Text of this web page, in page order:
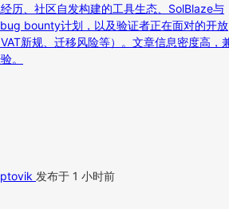
历、社区自发构建的工具生态、SolBlaze与
bounty计划，以及验证者正在面对的开放
新规、迁移风险等）。文章信息密度高，
。
发布于 1 小时前